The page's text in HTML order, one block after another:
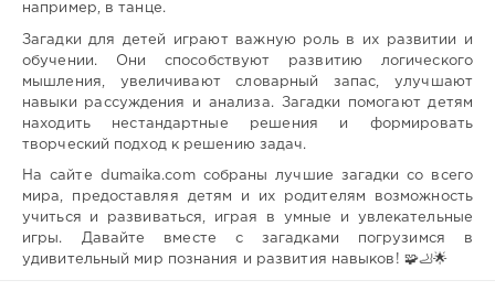
например, в танце.
Загадки для детей играют важную роль в их развитии и
обучении. Они способствуют развитию логического
мышления, увеличивают словарный запас, улучшают
навыки рассуждения и анализа. Загадки помогают детям
находить нестандартные решения и формировать
творческий подход к решению задач.
На сайте dumaika.com собраны лучшие загадки со всего
мира, предоставляя детям и их родителям возможность
учиться и развиваться, играя в умные и увлекательные
игры. Давайте вместе с загадками погрузимся в
удивительный мир познания и развития навыков! 🧩🦶🌟